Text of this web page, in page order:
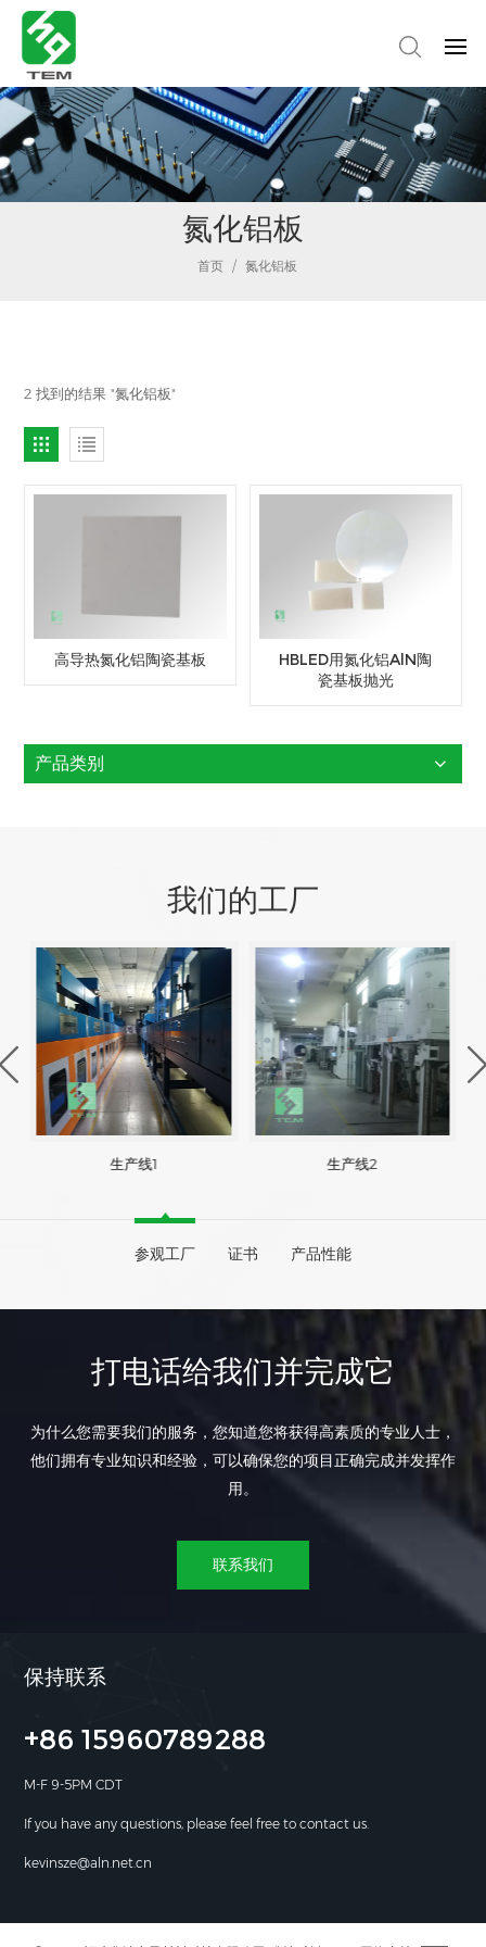
氮化铝板
首页 / 氮化铝板
2 找到的结果 "氮化铝板"
高导热氮化铝陶瓷基板
HBLED用氮化铝AlN陶
瓷基板抛光
产品类别
我们的工厂
生产线1 生产线2
参观工厂 证书 产品性能
打电话给我们并完成它
为什么您需要我们的服务，您知道您将获得高素质的专业人士，
他们拥有专业知识和经验，可以确保您的项目正确完成并发挥作
用。
联系我们
保持联系
+86 15960789288
M-F 9-5PM CDT
If you have any questions, please feel free to contact us.
kevinsze@aln.net.cn